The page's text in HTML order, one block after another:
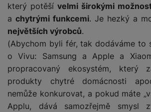
a
p
o
č
ít
a
č
ž
á
k
p
r
o
t
e
o
v
é
o
w
e
r
b
k
a
r
t
y
M
ic
S
t
y
l
který potěší velmi širokými
a chytrými funkcemi. Je hezký a
největších výrobců.
(Abychom byli fér, tak dodáváme to
o Vivu: Samsung a Apple a
propracovaný ekosystém, který
produkty chytré domácnosti
nemůže konkurovat, a pokud máte
Applu, dává samozřejmě smysl